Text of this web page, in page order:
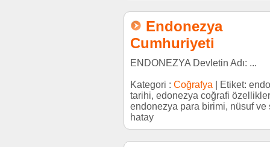
Endonezya
Cumhuriyeti
ENDONEZYA Devletin Adı: ...
Kategori : Coğrafya | Etiket:
tarihi, edonezya coğrafi
endonezya para birimi, nüsuf ve
hatay